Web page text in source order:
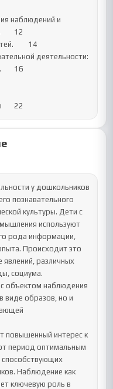
наблюдений и
14
деятельности:
Список использованной литературы	22
у дошкольников
познавательного
культуры. Дети с
используют
рода информации,
Происходит это
явлений, различных
социума.
объектом наблюдения
виде образов, но и
период оптимальным
способствующих
Наблюдение как
ключевую роль в